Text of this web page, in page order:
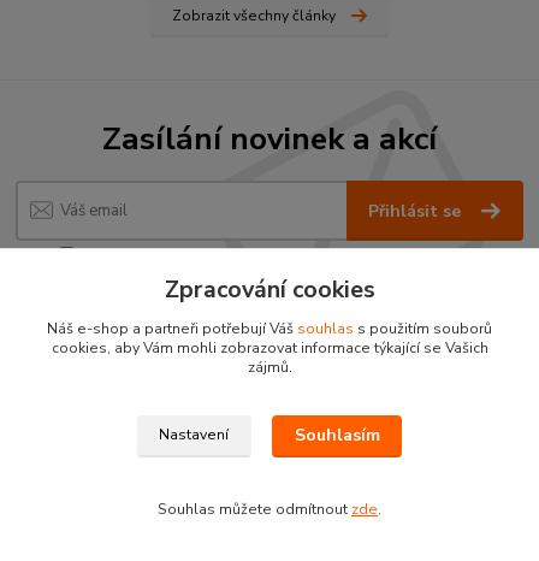
Zobrazit všechny články
Zasílání novinek a akcí
Přihlásit se
Buďte první, kdo se dozví o zajímavostech, tajných slevách a novinkách pro děti.
Zpracování cookies
Náš e-shop a partneři potřebují Váš souhlas s použitím souborů
cookies, aby Vám mohli zobrazovat informace týkající se Vašich
zájmů.
Nastavení Souhlasím
Souhlas můžete odmítnout zde.